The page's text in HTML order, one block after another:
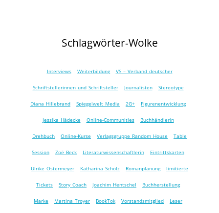
Schlagwörter-Wolke
Interviews Weiterbildung VS – Verband deutscher
Schriftstellerinnen und Schriftsteller Journalisten Stereotype
Diana Hillebrand Spiegelwelt Media 2G+ Figurenentwicklung
Jessika Hädecke Online-Communities Buchhändlerin
Drehbuch Online-Kurse Verlagsgruppe Random House Table
Session Zoë Beck Literaturwissenschaftlerin Eintrittskarten
Ulrike Ostermeyer Katharina Scholz Romanplanung limitierte
Tickets Story Coach Joachim Hentschel Buchherstellung
Marke Martina Troyer BookTok Vorstandsmitglied Leser